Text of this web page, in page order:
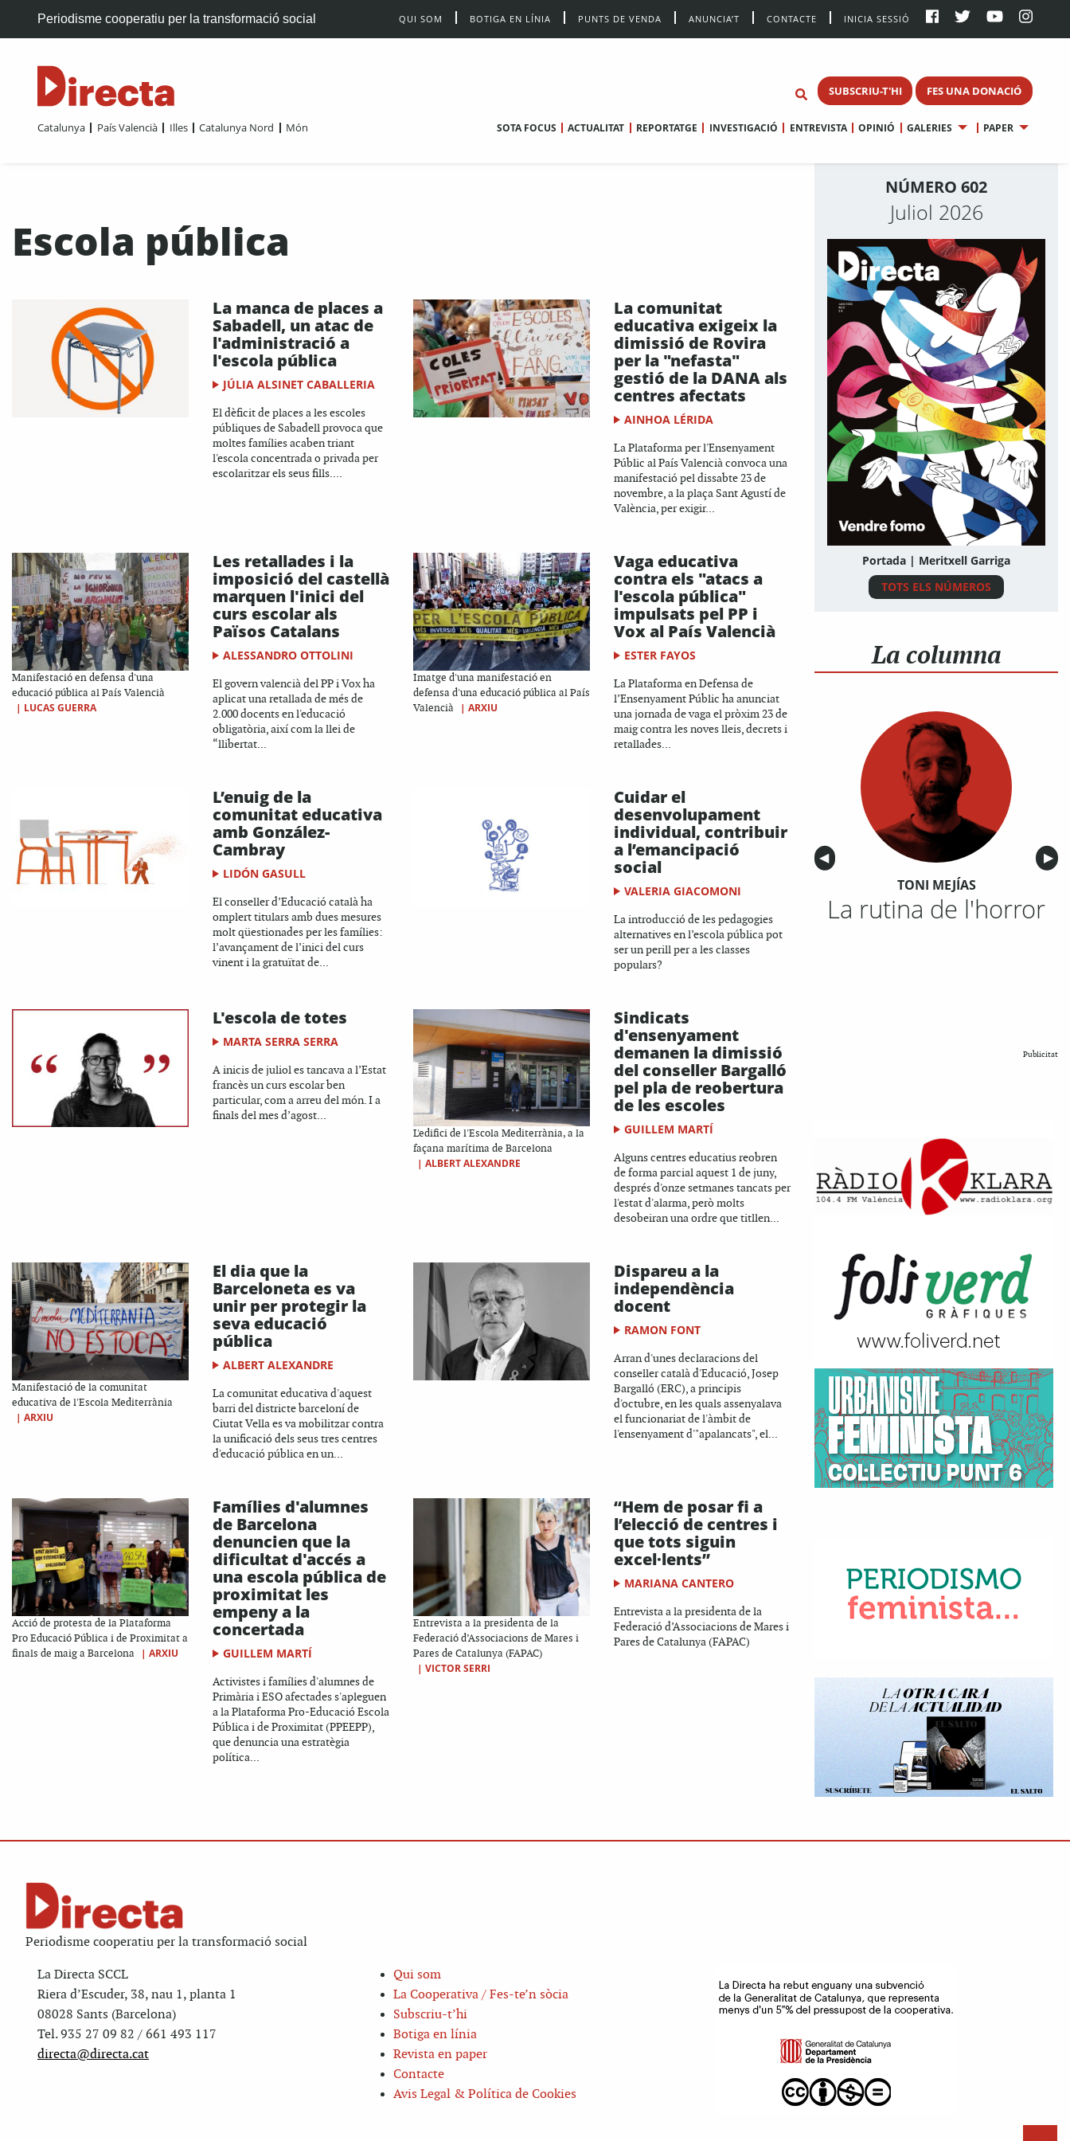
Periodisme cooperatiu per la transformació social QUI SOM BOTIGA EN LÍNIA PUNTS DE VENDA ANUNCIA’T CONTACTE INICIA SESSIÓ
SUBSCRIU-T'HI FES UNA DONACIÓ
Catalunya País Valencià Illes Catalunya Nord Món SOTA FOCUS ACTUALITAT REPORTATGE INVESTIGACIÓ ENTREVISTA OPINIÓ GALERIES PAPER
Escola pública
La manca de places a
Sabadell, un atac de
l'administració a
l'escola pública
JÚLIA ALSINET CABALLERIA
El dèficit de places a les escoles
públiques de Sabadell provoca que
moltes famílies acaben triant
l'escola concentrada o privada per
escolaritzar els seus fills....
La comunitat
educativa exigeix la
dimissió de Rovira
per la "nefasta"
gestió de la DANA als
centres afectats
AINHOA LÉRIDA
La Plataforma per l'Ensenyament
Públic al País Valencià convoca una
manifestació pel dissabte 23 de
novembre, a la plaça Sant Agustí de
València, per exigir...
Manifestació en defensa d'una
educació pública al País Valencià
| LUCAS GUERRA
Les retallades i la
imposició del castellà
marquen l'inici del
curs escolar als
Països Catalans
ALESSANDRO OTTOLINI
El govern valencià del PP i Vox ha
aplicat una retallada de més de
2.000 docents en l'educació
obligatòria, així com la llei de
“llibertat...
Imatge d'una manifestació en
defensa d'una educació pública al País
Valencià
| ARXIU
Vaga educativa
contra els "atacs a
l'escola pública"
impulsats pel PP i
Vox al País Valencià
ESTER FAYOS
La Plataforma en Defensa de
l’Ensenyament Públic ha anunciat
una jornada de vaga el pròxim 23 de
maig contra les noves lleis, decrets i
retallades...
L’enuig de la
comunitat educativa
amb González-
Cambray
LIDÓN GASULL
El conseller d’Educació català ha
omplert titulars amb dues mesures
molt qüestionades per les famílies:
l’avançament de l’inici del curs
vinent i la gratuïtat de...
Cuidar el
desenvolupament
individual, contribuir
a l’emancipació
social
VALERIA GIACOMONI
La introducció de les pedagogies
alternatives en l’escola pública pot
ser un perill per a les classes
populars?
L'escola de totes
MARTA SERRA SERRA
A inicis de juliol es tancava a l’Estat
francès un curs escolar ben
particular, com a arreu del món. I a
finals del mes d’agost...
L'edifici de l'Escola Mediterrània, a la
façana marítima de Barcelona
| ALBERT ALEXANDRE
Sindicats
d'ensenyament
demanen la dimissió
del conseller Bargalló
pel pla de reobertura
de les escoles
GUILLEM MARTÍ
Alguns centres educatius reobren
de forma parcial aquest 1 de juny,
després d'onze setmanes tancats per
l'estat d'alarma, però molts
desobeiran una ordre que titllen...
Manifestació de la comunitat
educativa de l'Escola Mediterrània
| ARXIU
El dia que la
Barceloneta es va
unir per protegir la
seva educació
pública
ALBERT ALEXANDRE
La comunitat educativa d'aquest
barri del districte barceloní de
Ciutat Vella es va mobilitzar contra
la unificació dels seus tres centres
d'educació pública en un...
Dispareu a la
independència
docent
RAMON FONT
Arran d'unes declaracions del
conseller català d'Educació, Josep
Bargalló (ERC), a principis
d'octubre, en les quals assenyalava
el funcionariat de l'àmbit de
l'ensenyament d'"apalancats", el...
Acció de protesta de la Plataforma
Pro Educació Pública i de Proximitat a
finals de maig a Barcelona
| ARXIU
Famílies d'alumnes
de Barcelona
denuncien que la
dificultat d'accés a
una escola pública de
proximitat les
empeny a la
concertada
GUILLEM MARTÍ
Activistes i famílies d'alumnes de
Primària i ESO afectades s'apleguen
a la Plataforma Pro-Educació Escola
Pública i de Proximitat (PPEEPP),
que denuncia una estratègia
política...
Entrevista a la presidenta de la
Federació d’Associacions de Mares i
Pares de Catalunya (FAPAC)
| VICTOR SERRI
“Hem de posar fi a
l’elecció de centres i
que tots siguin
excel·lents”
MARIANA CANTERO
Entrevista a la presidenta de la
Federació d’Associacions de Mares i
Pares de Catalunya (FAPAC)
NÚMERO 602
Juliol 2026
Portada | Meritxell Garriga
TOTS ELS NÚMEROS
La columna
Anterior
◀︎ ▶︎
TONI MEJÍAS
La rutina de l'horror
Publicitat
Periodisme cooperatiu per la transformació social
La Directa SCCL
Riera d’Escuder, 38, nau 1, planta 1
08028 Sants (Barcelona)
Tel. 935 27 09 82 / 661 493 117
directa@directa.cat
Qui som
La Cooperativa / Fes-te’n sòcia
Subscriu-t’hi
Botiga en línia
Revista en paper
Contacte
Avis Legal & Política de Cookies